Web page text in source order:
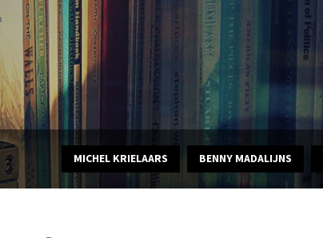
MICHEL KRIELAARS BENNY MADALIJNS